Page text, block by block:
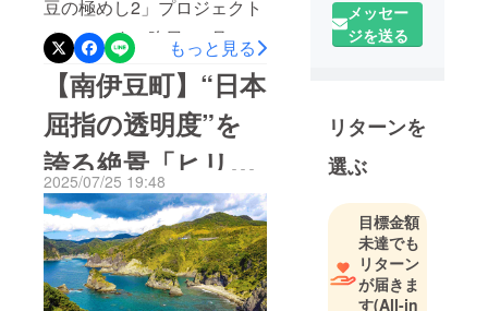
員に「＋1食」をプレゼント
しております。ぜひご家族
やご友人様とシェアした
り、早速の伊豆旅行をイ
メージしながら、お楽しみ
いただければ幸いです！現
在は、10月以降の発送準備
を進めております。順次出
荷を行ってまいりますの
で、今しばらくお待ちくだ
豆の極めし2」プロジェクト
チームです。昨日、7月28日
をもちまして「伊豆の極め
し2 ～桜葉と南伊豆野菜の
潮かつおカレー～」プロ
ジェクトが無事に終了いた
しました。まずは、皆さま
からのあたたかいご支援
に、心よりお礼申し上げま
す。本当にありがとうござ
もっと見る
【南伊豆町】“日本
屈指の透明度”を
誇る絶景「ヒリゾ
浜」を知っていま
すか？
2025/07/25 19:48
味しい料理
を楽しむラ
イフスタイ
級のアウト
ドメディア
です。 約50
名のソトレ
シピシェフ
によるキャ
ンプ飯レシ
メッセー
ジを送る
リターンを
選ぶ
目標金額
未達でも
リターン
が届きま
す(All-in